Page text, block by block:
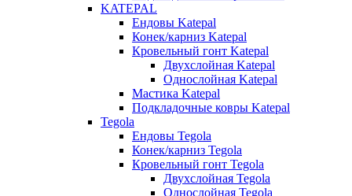
KATEPAL
Ендовы Katepal
Конек/карниз Katepal
Кровельный гонт Katepal
Двухслойная Katepal
Однослойная Katepal
Мастика Katepal
Подкладочные ковры Katepal
Tegola
Ендовы Tegola
Конек/карниз Tegola
Кровельный гонт Tegola
Двухслойная Tegola
Однослойная Tegola